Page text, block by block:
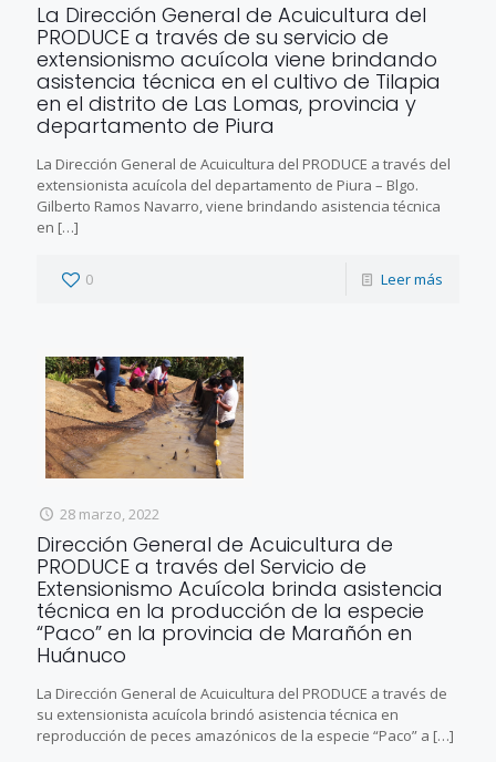
La Dirección General de Acuicultura del
PRODUCE a través de su servicio de
extensionismo acuícola viene brindando
asistencia técnica en el cultivo de Tilapia
en el distrito de Las Lomas, provincia y
departamento de Piura
La Dirección General de Acuicultura del PRODUCE a través del
extensionista acuícola del departamento de Piura – Blgo.
Gilberto Ramos Navarro, viene brindando asistencia técnica
en […]
0 Leer más
28 marzo, 2022
Dirección General de Acuicultura de
PRODUCE a través del Servicio de
Extensionismo Acuícola brinda asistencia
técnica en la producción de la especie
“Paco” en la provincia de Marañón en
Huánuco
La Dirección General de Acuicultura del PRODUCE a través de
su extensionista acuícola brindó asistencia técnica en
reproducción de peces amazónicos de la especie “Paco” a […]